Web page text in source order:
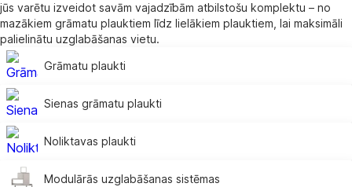
jūs varētu izveidot savām vajadzībām atbilstošu komplektu – no
mazākiem grāmatu plauktiem līdz lielākiem plauktiem, lai maksimāli
palielinātu uzglabāšanas vietu.
Grāmatu plaukti
Sienas grāmatu plaukti
Noliktavas plaukti
Modulārās uzglabāšanas sistēmas